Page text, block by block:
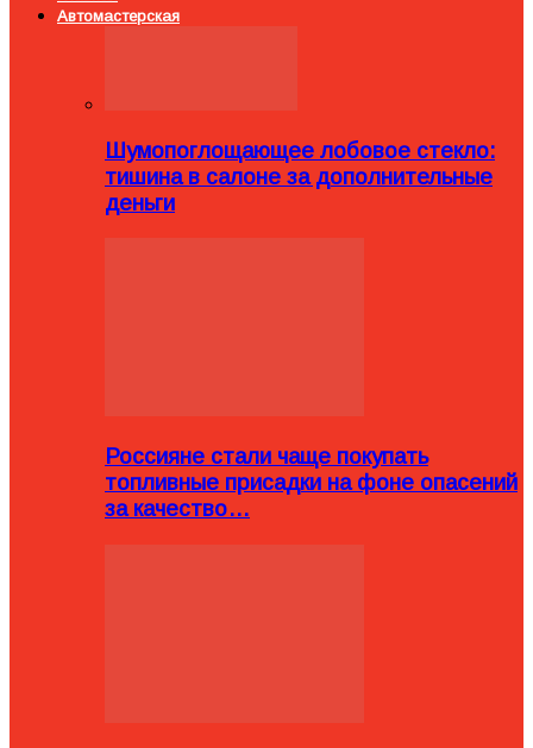
Автомастерская
Шумопоглощающее лобовое стекло:
тишина в салоне за дополнительные
деньги
Россияне стали чаще покупать
топливные присадки на фоне опасений
за качество…